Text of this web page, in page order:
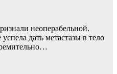
неоперабельной.
дать метастазы в тело